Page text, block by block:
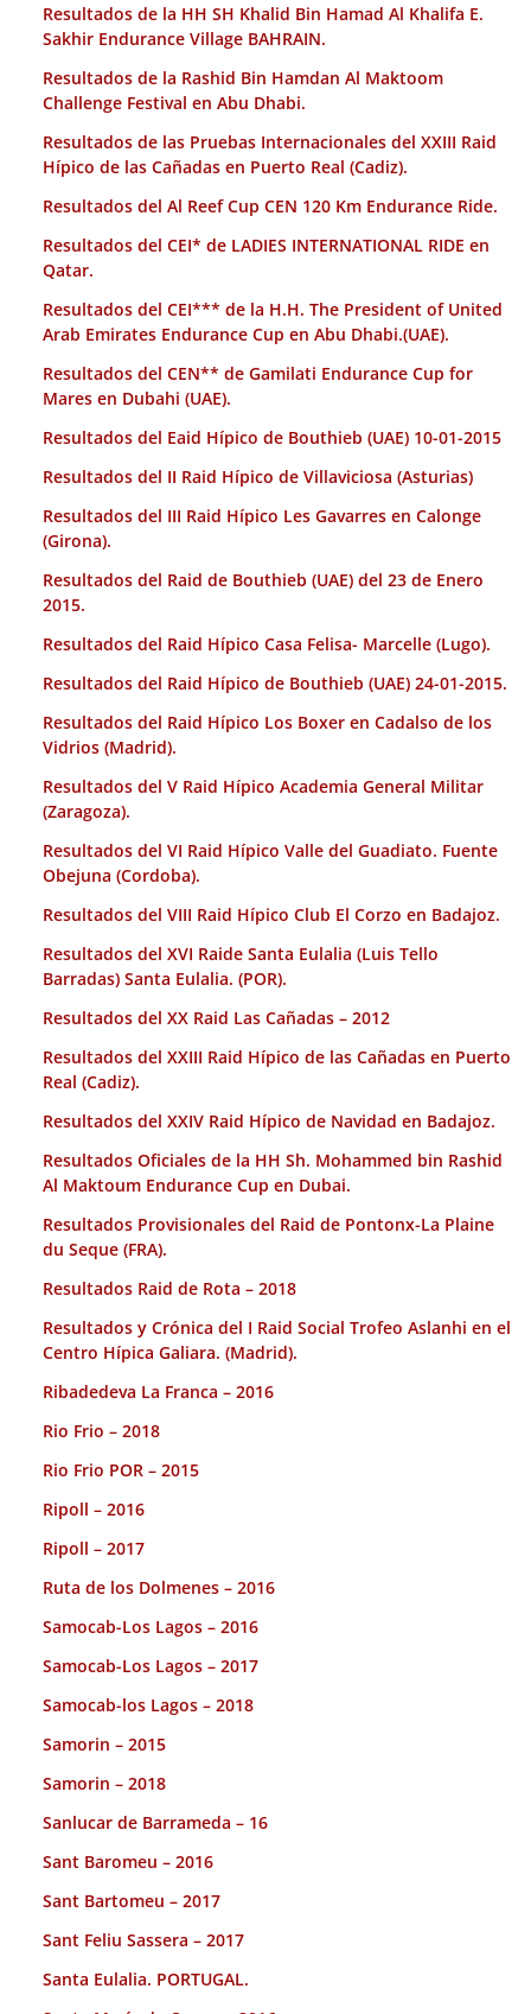
Resultados de la HH SH Khalid Bin Hamad Al Khalifa E.
Sakhir Endurance Village BAHRAIN.
Resultados de la Rashid Bin Hamdan Al Maktoom
Challenge Festival en Abu Dhabi.
Resultados de las Pruebas Internacionales del XXIII Raid
Hípico de las Cañadas en Puerto Real (Cadiz).
Resultados del Al Reef Cup CEN 120 Km Endurance Ride.
Resultados del CEI* de LADIES INTERNATIONAL RIDE en
Qatar.
Resultados del CEI*** de la H.H. The President of United
Arab Emirates Endurance Cup en Abu Dhabi.(UAE).
Resultados del CEN** de Gamilati Endurance Cup for
Mares en Dubahi (UAE).
Resultados del Eaid Hípico de Bouthieb (UAE) 10-01-2015
Resultados del II Raid Hípico de Villaviciosa (Asturias)
Resultados del III Raid Hípico Les Gavarres en Calonge
(Girona).
Resultados del Raid de Bouthieb (UAE) del 23 de Enero
2015.
Resultados del Raid Hípico Casa Felisa- Marcelle (Lugo).
Resultados del Raid Hípico de Bouthieb (UAE) 24-01-2015.
Resultados del Raid Hípico Los Boxer en Cadalso de los
Vidrios (Madrid).
Resultados del V Raid Hípico Academia General Militar
(Zaragoza).
Resultados del VI Raid Hípico Valle del Guadiato. Fuente
Obejuna (Cordoba).
Resultados del VIII Raid Hípico Club El Corzo en Badajoz.
Resultados del XVI Raide Santa Eulalia (Luis Tello
Barradas) Santa Eulalia. (POR).
Resultados del XX Raid Las Cañadas – 2012
Resultados del XXIII Raid Hípico de las Cañadas en Puerto
Real (Cadiz).
Resultados del XXIV Raid Hípico de Navidad en Badajoz.
Resultados Oficiales de la HH Sh. Mohammed bin Rashid
Al Maktoum Endurance Cup en Dubai.
Resultados Provisionales del Raid de Pontonx-La Plaine
du Seque (FRA).
Resultados Raid de Rota – 2018
Resultados y Crónica del I Raid Social Trofeo Aslanhi en el
Centro Hípica Galiara. (Madrid).
Ribadedeva La Franca – 2016
Rio Frio – 2018
Rio Frio POR – 2015
Ripoll – 2016
Ripoll – 2017
Ruta de los Dolmenes – 2016
Samocab-Los Lagos – 2016
Samocab-Los Lagos – 2017
Samocab-los Lagos – 2018
Samorin – 2015
Samorin – 2018
Sanlucar de Barrameda – 16
Sant Baromeu – 2016
Sant Bartomeu – 2017
Sant Feliu Sassera – 2017
Santa Eulalia. PORTUGAL.